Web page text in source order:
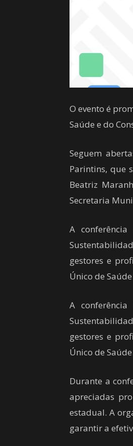
O evento é
Saúde e do
Seguem
Parintins, que
Beatriz
Secretaria
A
gestores e
Único de
A
gestores e
Único de
Durante a
apreciadas
estadual. A
garantir a